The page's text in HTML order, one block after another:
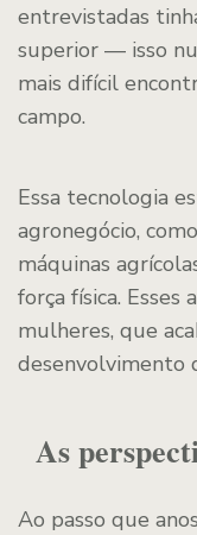
entrevistadas
superior — isso
mais difícil
campo.
Essa tecnologia
agronegócio,
máquinas
força física. Esses
mulheres, que
desenvolvimento
As
Ao passo que